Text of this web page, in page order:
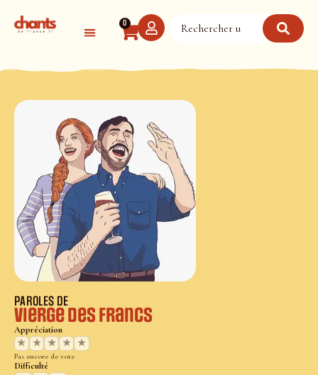
0
PAROLES DE
Vierge des Francs
Appréciation
★
★ ★ ★ ★
Pas encore de vote
Difficulté